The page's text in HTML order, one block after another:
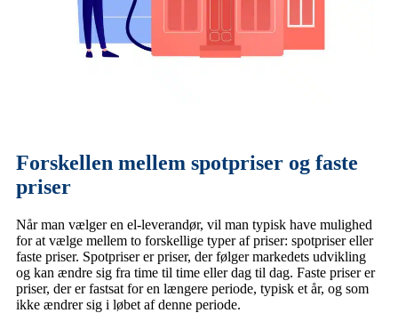
Forskellen mellem spotpriser og faste
priser
Når man vælger en el-leverandør, vil man typisk have mulighed
for at vælge mellem to forskellige typer af priser: spotpriser eller
faste priser. Spotpriser er priser, der følger markedets udvikling
og kan ændre sig fra time til time eller dag til dag. Faste priser er
priser, der er fastsat for en længere periode, typisk et år, og som
ikke ændrer sig i løbet af denne periode.